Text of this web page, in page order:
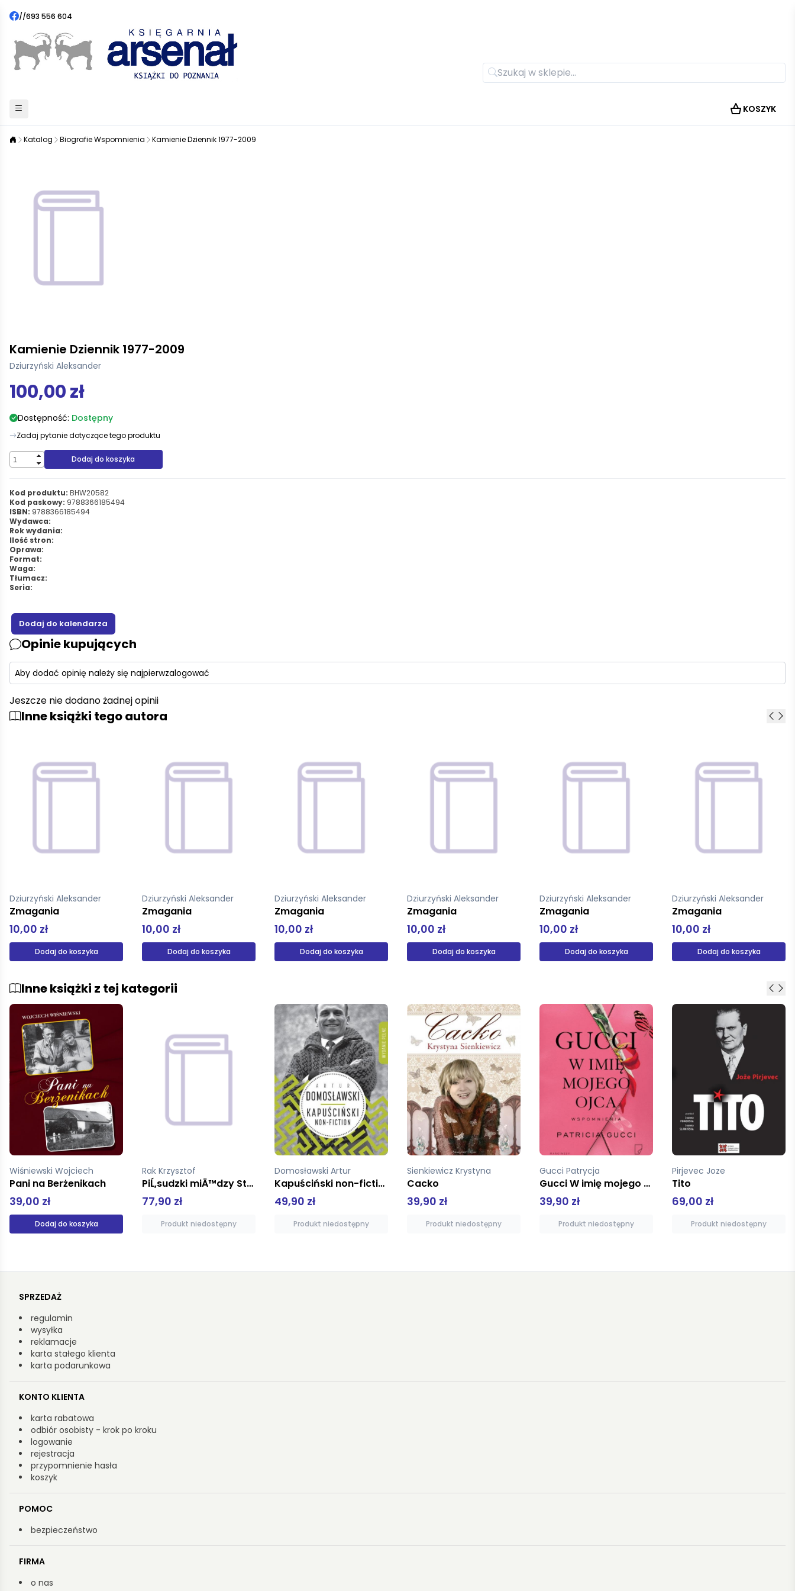
//693 556 604
KOSZYK
Katalog Biografie Wspomnienia Kamienie Dziennik 1977-2009
Kamienie Dziennik 1977-2009
Dziurzyński Aleksander
100,00 zł
Dostępność: Dostępny
Zadaj pytanie dotyczące tego produktu
Dodaj do koszyka
Kod produktu: BHW20582
Kod paskowy: 9788366185494
ISBN: 9788366185494
Wydawca:
Rok wydania:
Ilość stron:
Oprawa:
Format:
Waga:
Tłumacz:
Seria:
Opinie kupujących
Aby dodać opinię należy się najpierwzalogować
Jeszcze nie dodano żadnej opinii
Inne książki tego autora
Dziurzyński Aleksander
Zmagania
10,00 zł
Dodaj do koszyka
Dziurzyński Aleksander
Zmagania
10,00 zł
Dodaj do koszyka
Dziurzyński Aleksander
Zmagania
10,00 zł
Dodaj do koszyka
Dziurzyński Aleksander
Zmagania
10,00 zł
Dodaj do koszyka
Dziurzyński Aleksander
Zmagania
10,00 zł
Dodaj do koszyka
Dziurzyński Aleksander
Zmagania
10,00 zł
Dodaj do koszyka
Inne książki z tej kategorii
Rak Krzysztof
77,90 zł
Produkt niedostępny
Domosławski Artur
Kapuściński non-fiction
49,90 zł
Produkt niedostępny
Sienkiewicz Krystyna
Cacko
39,90 zł
Produkt niedostępny
Gucci Patrycja
39,90 zł
Produkt niedostępny
Pirjevec Joze
Tito
69,00 zł
Produkt niedostępny
Cher
89,99 zł
Produkt niedostępny
SPRZEDAŻ
regulamin
wysyłka
reklamacje
karta stałego klienta
karta podarunkowa
KONTO KLIENTA
karta rabatowa
odbiór osobisty - krok po kroku
logowanie
rejestracja
przypomnienie hasła
koszyk
POMOC
bezpieczeństwo
FIRMA
o nas